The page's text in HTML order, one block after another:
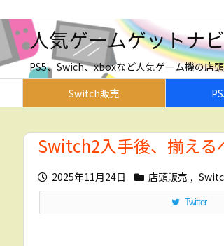
人気ゲームゲットナビ
PS5、Swich、xboxなど人気ゲーム機の店
Switch販売
Switch2入手後、揃える
2025年11月24日 店頭販売 ,
Twitter